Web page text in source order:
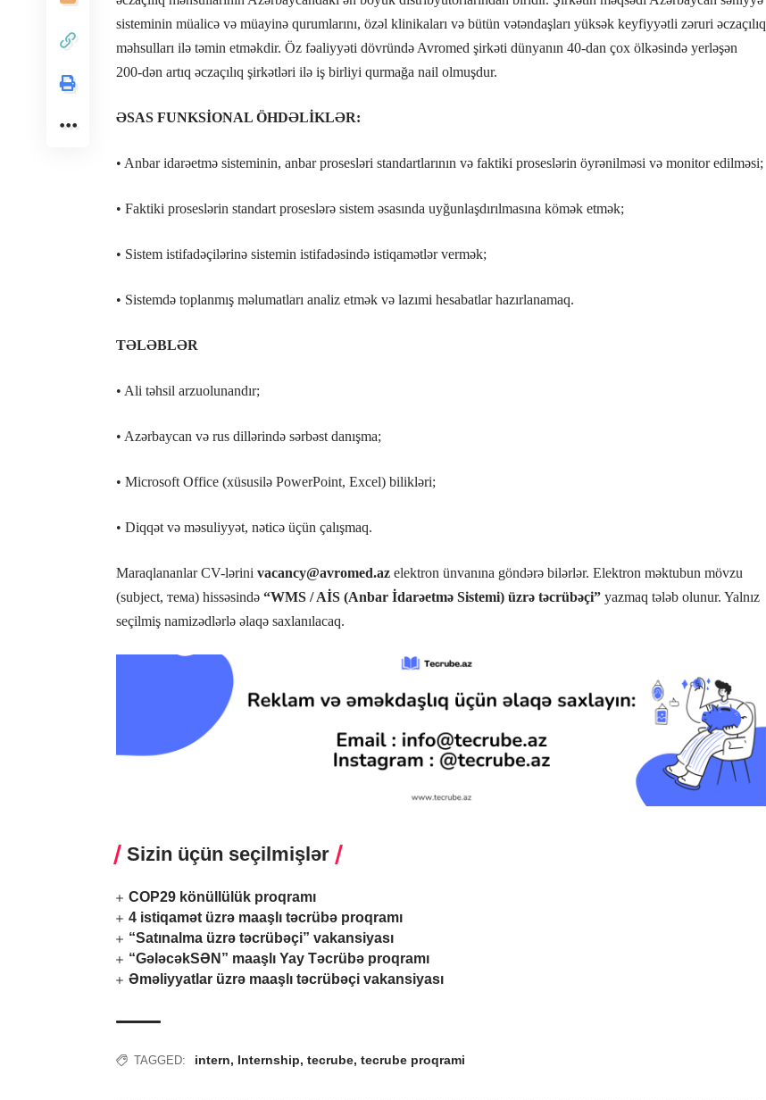
sisteminin müalicə və müayinə qurumlarını, özəl klinikaları və bütün vətəndaşları yüksək keyfiyyətli zəruri əczaçılıq
məhsulları ilə təmin etməkdir. Öz fəaliyyəti dövründə Avromed şirkəti dünyanın 40-dan çox ölkəsində yerləşən
200-dən artıq əczaçılıq şirkətləri ilə iş birliyi qurmağa nail olmuşdur.
ƏSAS FUNKSİONAL ÖHDƏLİKLƏR:
• Anbar idarəetmə sisteminin, anbar prosesləri standartlarının və faktiki proseslərin öyrənilməsi və monitor edilməsi;
• Faktiki proseslərin standart proseslərə sistem əsasında uyğunlaşdırılmasına kömək etmək;
• Sistem istifadəçilərinə sistemin istifadəsində istiqamətlər vermək;
• Sistemdə toplanmış məlumatları analiz etmək və lazımi hesabatlar hazırlanamaq.
TƏLƏBLƏR
• Ali təhsil arzuolunandır;
• Azərbaycan və rus dillərində sərbəst danışma;
• Microsoft Office (xüsusilə PowerPoint, Excel) bilikləri;
• Diqqət və məsuliyyət, nəticə üçün çalışmaq.
Maraqlananlar CV-lərini vacancy@avromed.az elektron ünvanına göndərə bilərlər. Elektron məktubun mövzu
(subject, тема) hissəsində “WMS / AİS (Anbar İdarəetmə Sistemi) üzrə təcrübəçi” yazmaq tələb olunur. Yalnız
seçilmiş namizədlərlə əlaqə saxlanılacaq.
Sizin üçün seçilmişlər
COP29 könüllülük proqramı
4 istiqamət üzrə maaşlı təcrübə proqramı
“Satınalma üzrə təcrübəçi” vakansiyası
“GələcəkSƏN” maaşlı Yay Təcrübə proqramı
Əməliyyatlar üzrə maaşlı təcrübəçi vakansiyası
TAGGED: intern, Internship, tecrube, tecrube proqrami